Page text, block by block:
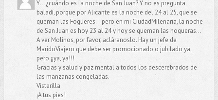
Y... ¿cuándo es la noche de San Juan? Y no es pregunta
baladí, porque por Alicante es la noche del 24 al 25, que se
queman las Fogueres... pero en mi CiudadMilenaria, la noche
de San Juan es hoy 23 al 24 y hoy se queman las hogueras...
A ver Molinos, por favor, acláranoslo. Hay un jefe de
MaridoViajero que debe ser promocionado o jubilado ya,
pero ¡¡ya, ya!!!
Gracias y salud y paz mental a todos los descerebrados de
las manzanas congeladas.
Visterilla
¡A tus pies!